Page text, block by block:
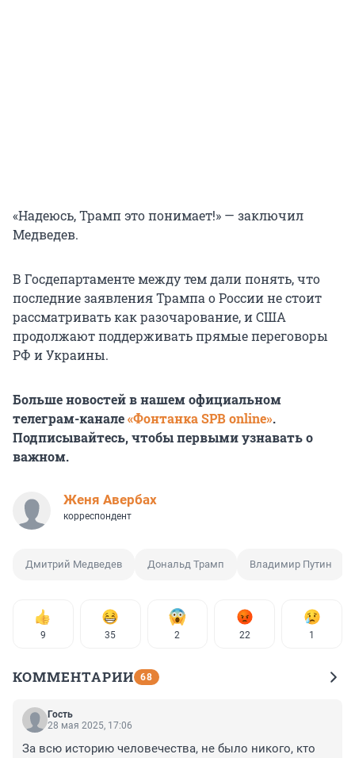
«Надеюсь, Трамп это понимает!» — заключил
Медведев.
В Госдепартаменте между тем дали понять, что
последние заявления Трампа о России не стоит
рассматривать как разочарование, и США
продолжают поддерживать прямые переговоры
РФ и Украины.
Больше новостей в нашем официальном
телеграм-канале«Фонтанка SPB online».
Подписывайтесь, чтобы первыми узнавать о
важном.
Женя Авербах
корреспондент
Дмитрий Медведев Дональд Трамп Владимир Путин
9 35 2 22 1
КОММЕНТАРИИ 68
Гость
28 мая 2025, 17:06
За всю историю человечества, не было никого, кто